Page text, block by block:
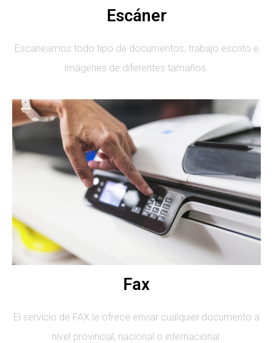
Escáner
Escaneamos todo tipo de documentos, trabajo escrito e
imágenes de diferentes tamaños.
Fax
El servicio de FAX le ofrece enviar cualquier documento a
nivel provincial, nacional o internacional.